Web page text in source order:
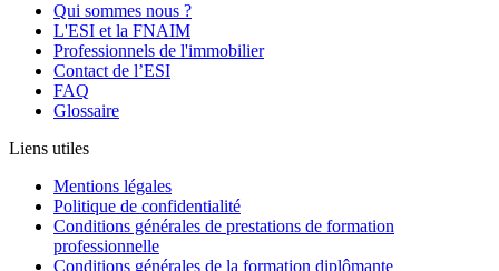
Qui sommes nous ?
L'ESI et la FNAIM
Professionnels de l'immobilier
Contact de l’ESI
FAQ
Glossaire
Liens utiles
Mentions légales
Politique de confidentialité
Conditions générales de prestations de formation
professionnelle
Conditions générales de la formation diplômante